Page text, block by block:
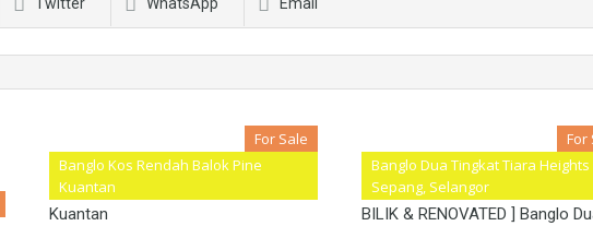
Twitter WhatsApp Email
Banglo Kos Rendah Balok Pine
Kuantan
For Sale
Banglo Kos Rendah Balok Pine
Kuantan
Banglo Dua Tingkat Tiara Heights
Sepang, Selangor
For
[ TURUN HARGA FREEHOLD ADA
BILIK & RENOVATED ] Banglo